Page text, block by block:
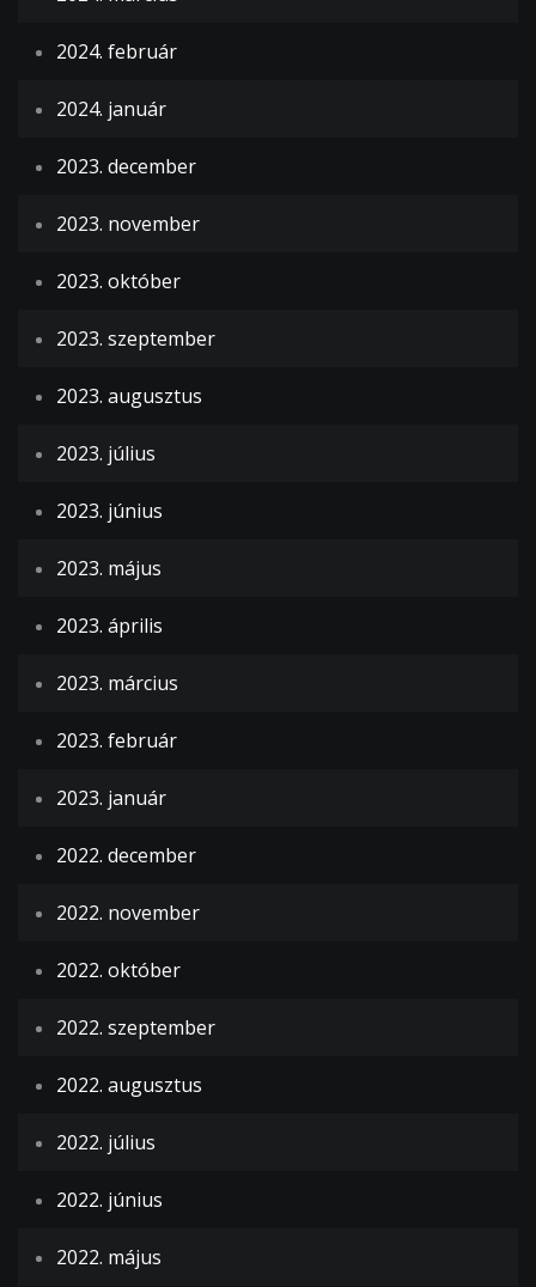
2024. február
2024. január
2023. december
2023. november
2023. október
2023. szeptember
2023. augusztus
2023. július
2023. június
2023. május
2023. április
2023. március
2023. február
2023. január
2022. december
2022. november
2022. október
2022. szeptember
2022. augusztus
2022. július
2022. június
2022. május